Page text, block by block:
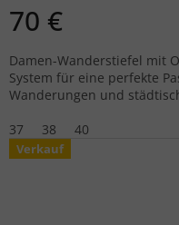
70 €
Damen-Wanderstiefel mit
System für eine perfekte
Wanderungen und
37
38 40
Verkauf